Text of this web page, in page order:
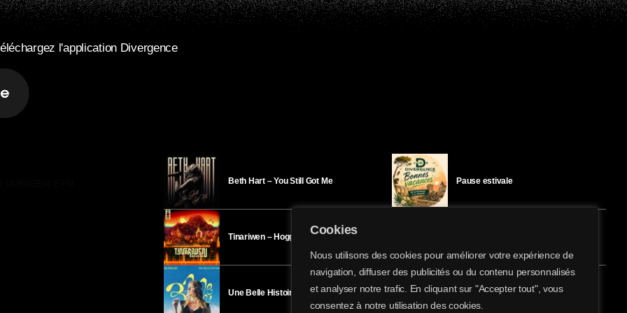
Cookies
Nous utilisons des cookies pour améliorer votre expérience de
navigation, diffuser des publicités ou du contenu personnalisés
et analyser notre trafic. En cliquant sur "Accepter tout", vous
consentez à notre utilisation des cookies.
share
email
l'application Divergence
Beth Hart – You Still Got Me
Tinariwen – Hoggar
Une Belle Histoire – Héloïse Bay
Pause estivale
Ici l’Ombre – mardi 28 juillet